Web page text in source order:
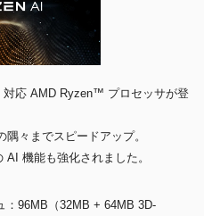
対応 AMD Ryzen™ プロセッサが登
々までスピードアップ。
機能も強化されました。
：96MB（32MB + 64MB 3D-